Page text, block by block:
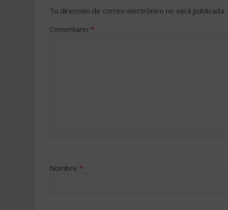
Tu dirección de correo electrónico no será publicada.
Comentario *
Nombre *